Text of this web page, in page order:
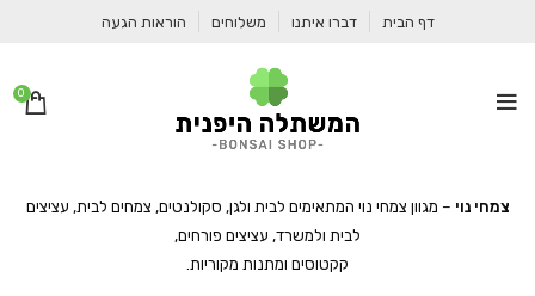
דף הבית דברו איתנו משלוחים הוראות הגעה
0
צמחי נוי – מגוון צמחי נוי המתאימים לבית ולגן, סקולנטים, צמחים לבית, עציצים
לבית ולמשרד, עציצים פורחים,
קקטוסים ומתנות מקוריות.